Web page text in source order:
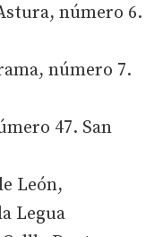
número 6.
número 7.
47. San
León,
Legua